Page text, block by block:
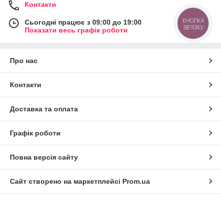
Контакти
Сьогодні працює з 09:00 до 19:00
Показати весь графік роботи
Про нас
Контакти
Доставка та оплата
Графік роботи
Повна версія сайту
Сайт створено на маркетплейсі Prom.ua
КНОПКА
ЗВ'ЯЗКУ